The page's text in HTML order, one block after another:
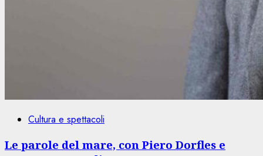
Cultura e spettacoli
Le parole del mare, con Piero Dorfles e